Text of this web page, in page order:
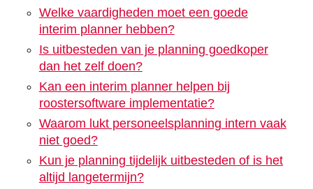
Welke vaardigheden moet een goede
interim planner hebben?
Is uitbesteden van je planning goedkoper
dan het zelf doen?
Kan een interim planner helpen bij
roostersoftware implementatie?
Waarom lukt personeelsplanning intern vaak
niet goed?
Kun je planning tijdelijk uitbesteden of is het
altijd langetermijn?